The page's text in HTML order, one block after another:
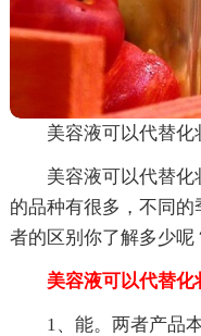
美容液可以代替化
美容液可以代替
的品种有很多，不同
者的区别你了解多少呢
美容液可以代替化
1、能。两者产品